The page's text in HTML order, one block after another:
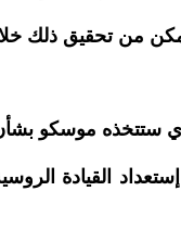
من تحقيق ذلك
ستتخذه موسكو
القيادة